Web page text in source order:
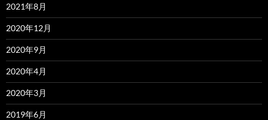
2021年8月
2020年12月
2020年9月
2020年4月
2020年3月
2019年6月